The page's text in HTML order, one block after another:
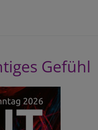
Gefühl